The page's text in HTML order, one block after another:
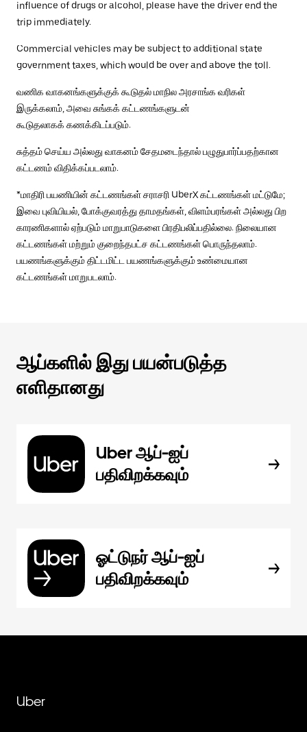
influence of drugs or alcohol, please have the driver end the
trip immediately.
Commercial vehicles may be subject to additional state
government taxes, which would be over and above the toll.
வணிக வாகனங்களுக்குக் கூடுதல் மாநில அரசாங்க வரிகள்
இருக்கலாம், அவை சுங்கக் கட்டணங்களுடன்
கூடுதலாகக் கணக்கிடப்படும்.
சுத்தம் செய்ய அல்லது வாகனம் சேதமடைந்தால் பழுதுபார்ப்பதற்கான
கட்டணம் விதிக்கப்படலாம்.
*மாதிரி பயணியின் கட்டணங்கள் சராசரி UberX கட்டணங்கள் மட்டுமே;
இவை புவியியல், போக்குவரத்து தாமதங்கள், விளம்பரங்கள் அல்லது பிற
காரணிகளால் ஏற்படும் மாறுபாடுகளை பிரதிபலிப்பதில்லை. நிலையான
கட்டணங்கள் மற்றும் குறைந்தபட்ச கட்டணங்கள் பொருந்தலாம்.
பயணங்களுக்கும் திட்டமிட்ட பயணங்களுக்கும் உண்மையான
கட்டணங்கள் மாறுபடலாம்.
ஆப்களில் இது பயன்படுத்த
எளிதானது
Uber ஆப்-ஐப்
பதிவிறக்கவும்
ஓட்டுநர் ஆப்-ஐப்
பதிவிறக்கவும்
Uber